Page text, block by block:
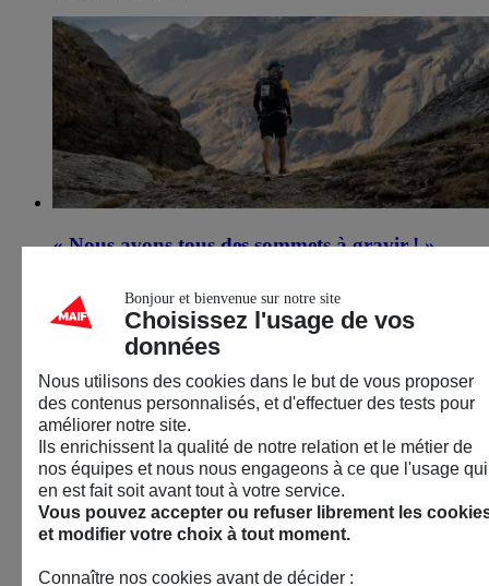
« Nous avons tous des sommets à gravir ! »
18 septembre 2026
Avignon (84)
Sport
Conférence – Débat
Bonjour et bienvenue sur notre site
Choisissez l'usage de vos
données
Nous utilisons des cookies dans le but de vous proposer
des contenus personnalisés, et d'effectuer des tests pour
améliorer notre site.
Ils enrichissent la qualité de notre relation et le métier de
nos équipes et nous nous engageons à ce que l'usage qui
en est fait soit avant tout à votre service.
Vous pouvez accepter ou refuser librement les
et modifier votre choix à tout moment.
Connaître nos cookies avant de décider :